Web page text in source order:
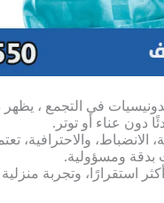
دون عناء أو توتر.
والاحترافية،
بدقة ومسؤولية.
استقرارًا، وتجربة